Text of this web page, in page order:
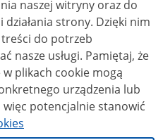
naszej witryny oraz do
strony. Dzięki nim
do potrzeb
Pamiętaj, że
plikach cookie mogą
urządzenia lub
potencjalnie stanowić